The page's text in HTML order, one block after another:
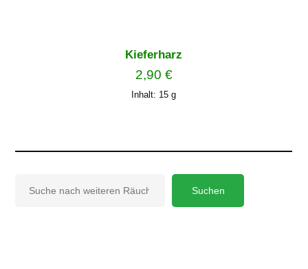
Kieferharz
2,90 €
Inhalt: 15g
Suchen